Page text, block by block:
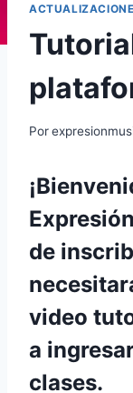
Por
de
video
a
clases.